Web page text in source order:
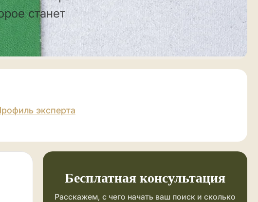
станет
эксперта
Бесплатная консультация
Расскажем, с чего начать ваш поиск и сколько